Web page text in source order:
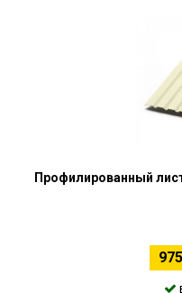
Профилированный